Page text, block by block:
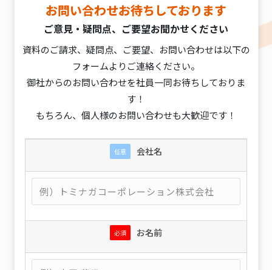
お問い合わせお待ちしております
ご意見・疑問点、ご要望お聞かせください
資料のご請求、疑問点、ご要望、お問い合わせは以下の
フォームよりご連絡ください。
御社からのお問い合わせを社員一同お待ちしておりま
す！
もちろん、個人様のお問い合わせも大歓迎です！
任意 会社名
必須 お名前